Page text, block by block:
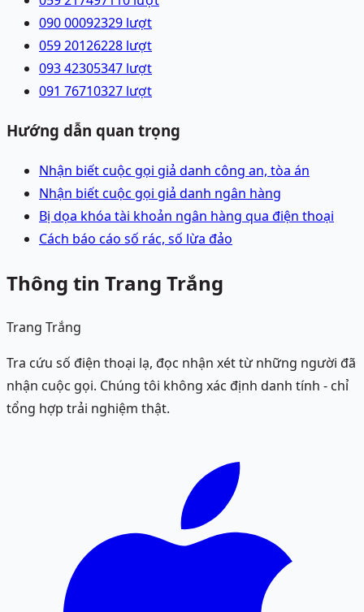
090 00092329 lượt
059 20126228 lượt
093 42305347 lượt
091 76710327 lượt
Hướng dẫn quan trọng
Nhận biết cuộc gọi giả danh công an, tòa án
Nhận biết cuộc gọi giả danh ngân hàng
Bị dọa khóa tài khoản ngân hàng qua điện thoại
Cách báo cáo số rác, số lừa đảo
Thông tin Trang Trắng
Trang Trắng
Tra cứu số điện thoại lạ, đọc nhận xét từ những người đã
nhận cuộc gọi. Chúng tôi không xác định danh tính - chỉ
tổng hợp trải nghiệm thật.